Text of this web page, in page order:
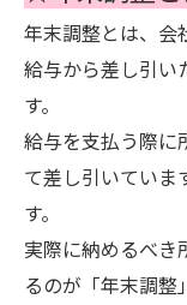
年末調整とは、会
給与から差し引い
す。
給与を支払う際に
て差し引いていま
す。
実際に納めるべき
るのが「年末調整